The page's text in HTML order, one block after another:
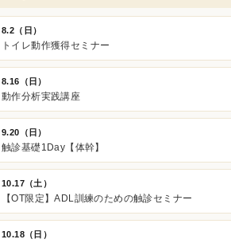
8.2（日）
トイレ動作獲得セミナー
8.16（日）
動作分析実践講座
9.20（日）
触診基礎1Day【体幹】
10.17（土）
【OT限定】ADL訓練のための触診セミナー
10.18（日）